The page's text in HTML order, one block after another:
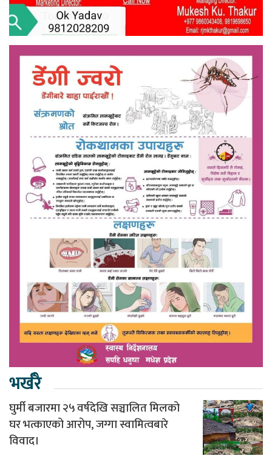
भर्खरै
घुर्मी बजारमा २५ वर्षदेखि सञ्चालित मिलको
घर भत्काएको आरोप, जग्गा स्वामित्वबारे
विवाद।